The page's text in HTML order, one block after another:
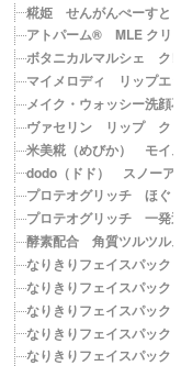
糀姫 せんがんぺーすと
アトパーム® MLE クリー
ボタニカルマルシェ クレ
マイメロディ リップエッ
メイク・ウォッシー洗顔石
ヴァセリン リップ クリ
米美糀（めびか） モイス
dodo（ドド） スノーア
プロテオグリッチ ほぐ
プロテオグリッチ 一発逆
酵素配合 角質ツルツルス
なりきりフェイスパック
なりきりフェイスパック
なりきりフェイスパック
なりきりフェイスパック
なりきりフェイスパック